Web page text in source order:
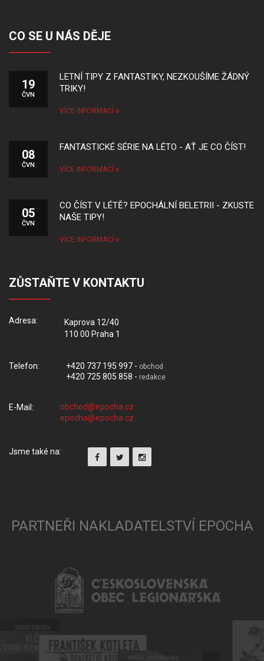
CO SE U NÁS DĚJE
19
ČVN
LETNÍ TIPY Z FANTASTIKY, NEZKOUŠÍME ŽÁDNÝ
TRIKY!
VÍCE INFORMACÍ
08
ČVN
FANTASTICKÉ SÉRIE NA LÉTO - AŤ JE CO ČÍST!
VÍCE INFORMACÍ
05
ČVN
CO ČÍST V LÉTĚ? EPOCHÁLNÍ BELETRII - ZKUSTE
NAŠE TIPY!
VÍCE INFORMACÍ
ZŮSTAŇTE V KONTAKTU
Adresa:
Kaprova 12/40
110 00 Praha 1
Telefon: +420 737 195 997 - obchod
+420 725 805 858 - redakce
E-Mail:
Jsme také na:
PARTNEŘI NAKLADATELSTVÍ EPOCHA